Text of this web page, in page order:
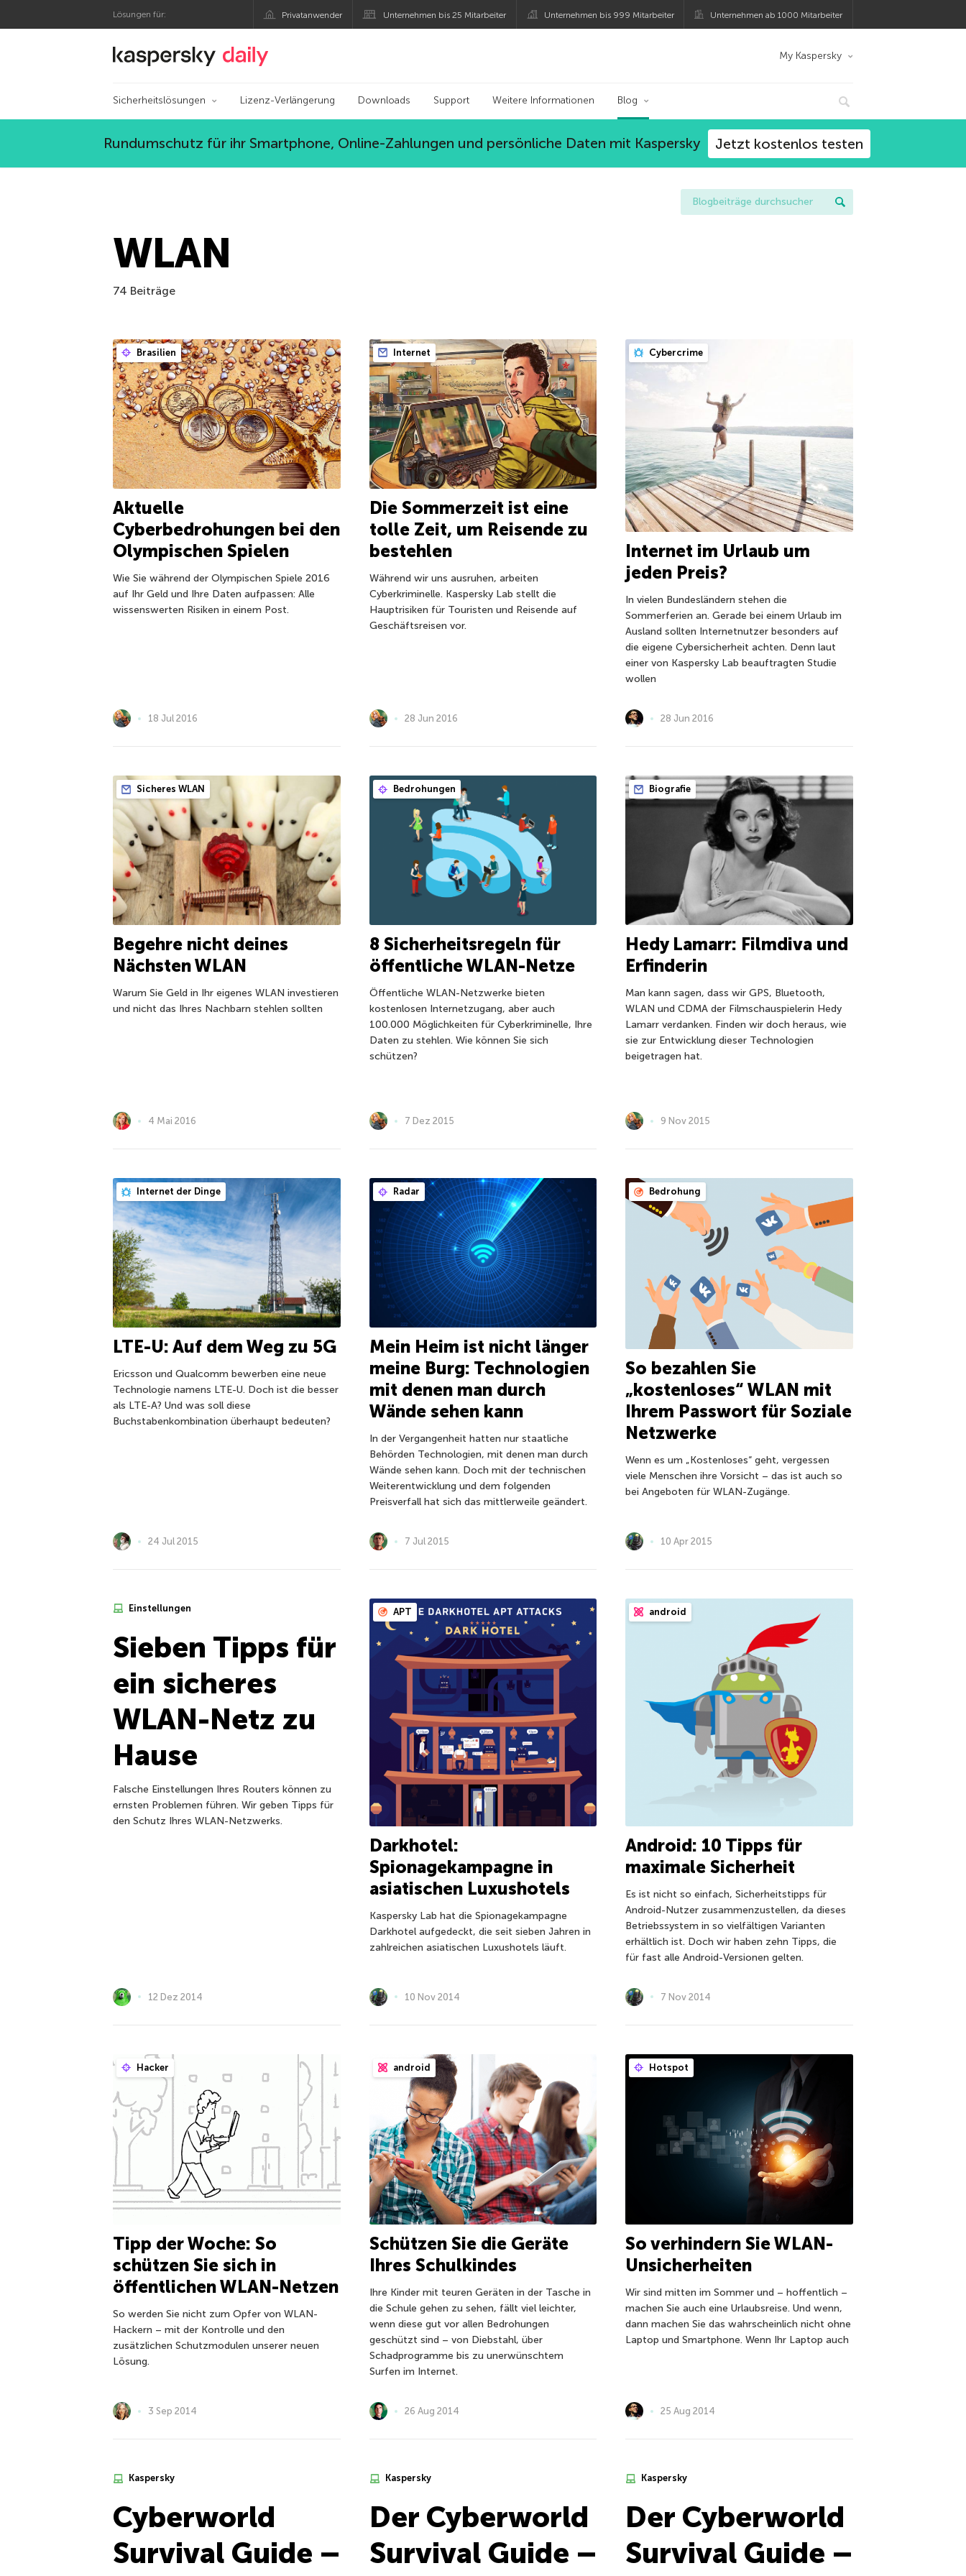
Lösungen für: Privatanwender Unternehmen bis 25 Mitarbeiter Unternehmen bis 999 Mitarbeiter Unternehmen ab 1000 Mitarbeiter
Offizieller Blog von Kaspersky My Kaspersky
Sicherheitslösungen Lizenz-Verlängerung Downloads Support Weitere Informationen Blog
Rundumschutz für ihr Smartphone, Online-Zahlungen und persönliche Daten mit Kaspersky Jetzt kostenlos testen
WLAN
74 Beiträge
Brasilien
Aktuelle
Cyberbedrohungen bei den
Olympischen Spielen
Wie Sie während der Olympischen Spiele 2016
auf Ihr Geld und Ihre Daten aufpassen: Alle
wissenswerten Risiken in einem Post.
18 Jul 2016
Internet
Die Sommerzeit ist eine
tolle Zeit, um Reisende zu
bestehlen
Während wir uns ausruhen, arbeiten
Cyberkriminelle. Kaspersky Lab stellt die
Hauptrisiken für Touristen und Reisende auf
Geschäftsreisen vor.
28 Jun 2016
Cybercrime
Internet im Urlaub um
jeden Preis?
In vielen Bundesländern stehen die
Sommerferien an. Gerade bei einem Urlaub im
Ausland sollten Internetnutzer besonders auf
die eigene Cybersicherheit achten. Denn laut
einer von Kaspersky Lab beauftragten Studie
wollen
28 Jun 2016
Sicheres WLAN
Begehre nicht deines
Nächsten WLAN
Warum Sie Geld in Ihr eigenes WLAN investieren
und nicht das Ihres Nachbarn stehlen sollten
4 Mai 2016
Bedrohungen
8 Sicherheitsregeln für
öffentliche WLAN-Netze
Öffentliche WLAN-Netzwerke bieten
kostenlosen Internetzugang, aber auch
100.000 Möglichkeiten für Cyberkriminelle, Ihre
Daten zu stehlen. Wie können Sie sich
schützen?
7 Dez 2015
Biografie
Hedy Lamarr: Filmdiva und
Erfinderin
Man kann sagen, dass wir GPS, Bluetooth,
WLAN und CDMA der Filmschauspielerin Hedy
Lamarr verdanken. Finden wir doch heraus, wie
sie zur Entwicklung dieser Technologien
beigetragen hat.
9 Nov 2015
Internet der Dinge
LTE-U: Auf dem Weg zu 5G
Ericsson und Qualcomm bewerben eine neue
Technologie namens LTE-U. Doch ist die besser
als LTE-A? Und was soll diese
Buchstabenkombination überhaupt bedeuten?
24 Jul 2015
Radar
Mein Heim ist nicht länger
meine Burg: Technologien
mit denen man durch
Wände sehen kann
In der Vergangenheit hatten nur staatliche
Behörden Technologien, mit denen man durch
Wände sehen kann. Doch mit der technischen
Weiterentwicklung und dem folgenden
Preisverfall hat sich das mittlerweile geändert.
7 Jul 2015
Bedrohung
So bezahlen Sie
„kostenloses“ WLAN mit
Ihrem Passwort für Soziale
Netzwerke
Wenn es um „Kostenloses“ geht, vergessen
viele Menschen ihre Vorsicht – das ist auch so
bei Angeboten für WLAN-Zugänge.
10 Apr 2015
Einstellungen
Sieben Tipps für
ein sicheres
WLAN-Netz zu
Hause
Falsche Einstellungen Ihres Routers können zu
ernsten Problemen führen. Wir geben Tipps für
den Schutz Ihres WLAN-Netzwerks.
12 Dez 2014
APT
Darkhotel:
Spionagekampagne in
asiatischen Luxushotels
Kaspersky Lab hat die Spionagekampagne
Darkhotel aufgedeckt, die seit sieben Jahren in
zahlreichen asiatischen Luxushotels läuft.
10 Nov 2014
android
Android: 10 Tipps für
maximale Sicherheit
Es ist nicht so einfach, Sicherheitstipps für
Android-Nutzer zusammenzustellen, da dieses
Betriebssystem in so vielfältigen Varianten
erhältlich ist. Doch wir haben zehn Tipps, die
für fast alle Android-Versionen gelten.
7 Nov 2014
Hacker
Tipp der Woche: So
schützen Sie sich in
öffentlichen WLAN-Netzen
So werden Sie nicht zum Opfer von WLAN-
Hackern – mit der Kontrolle und den
zusätzlichen Schutzmodulen unserer neuen
Lösung.
3 Sep 2014
android
Schützen Sie die Geräte
Ihres Schulkindes
Ihre Kinder mit teuren Geräten in der Tasche in
die Schule gehen zu sehen, fällt viel leichter,
wenn diese gut vor allen Bedrohungen
geschützt sind – von Diebstahl, über
Schadprogramme bis zu unerwünschtem
Surfen im Internet.
26 Aug 2014
Hotspot
So verhindern Sie WLAN-
Unsicherheiten
Wir sind mitten im Sommer und – hoffentlich –
machen Sie auch eine Urlaubsreise. Und wenn,
dann machen Sie das wahrscheinlich nicht ohne
Laptop und Smartphone. Wenn Ihr Laptop auch
25 Aug 2014
Kaspersky
Cyberworld
Survival Guide –
Kaspersky
Der Cyberworld
Survival Guide –
Kaspersky
Der Cyberworld
Survival Guide –